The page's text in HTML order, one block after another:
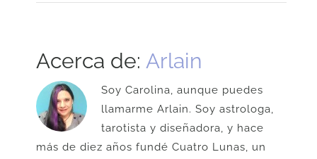
Acerca de:Arlain
Soy Carolina, aunque puedes
llamarme Arlain. Soy astrologa,
tarotista y diseñadora, y hace
más de diez años fundé Cuatro Lunas, un